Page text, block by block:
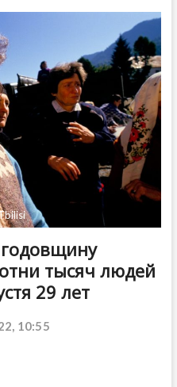
t
o
n
тысяч людей
29 лет
10:55